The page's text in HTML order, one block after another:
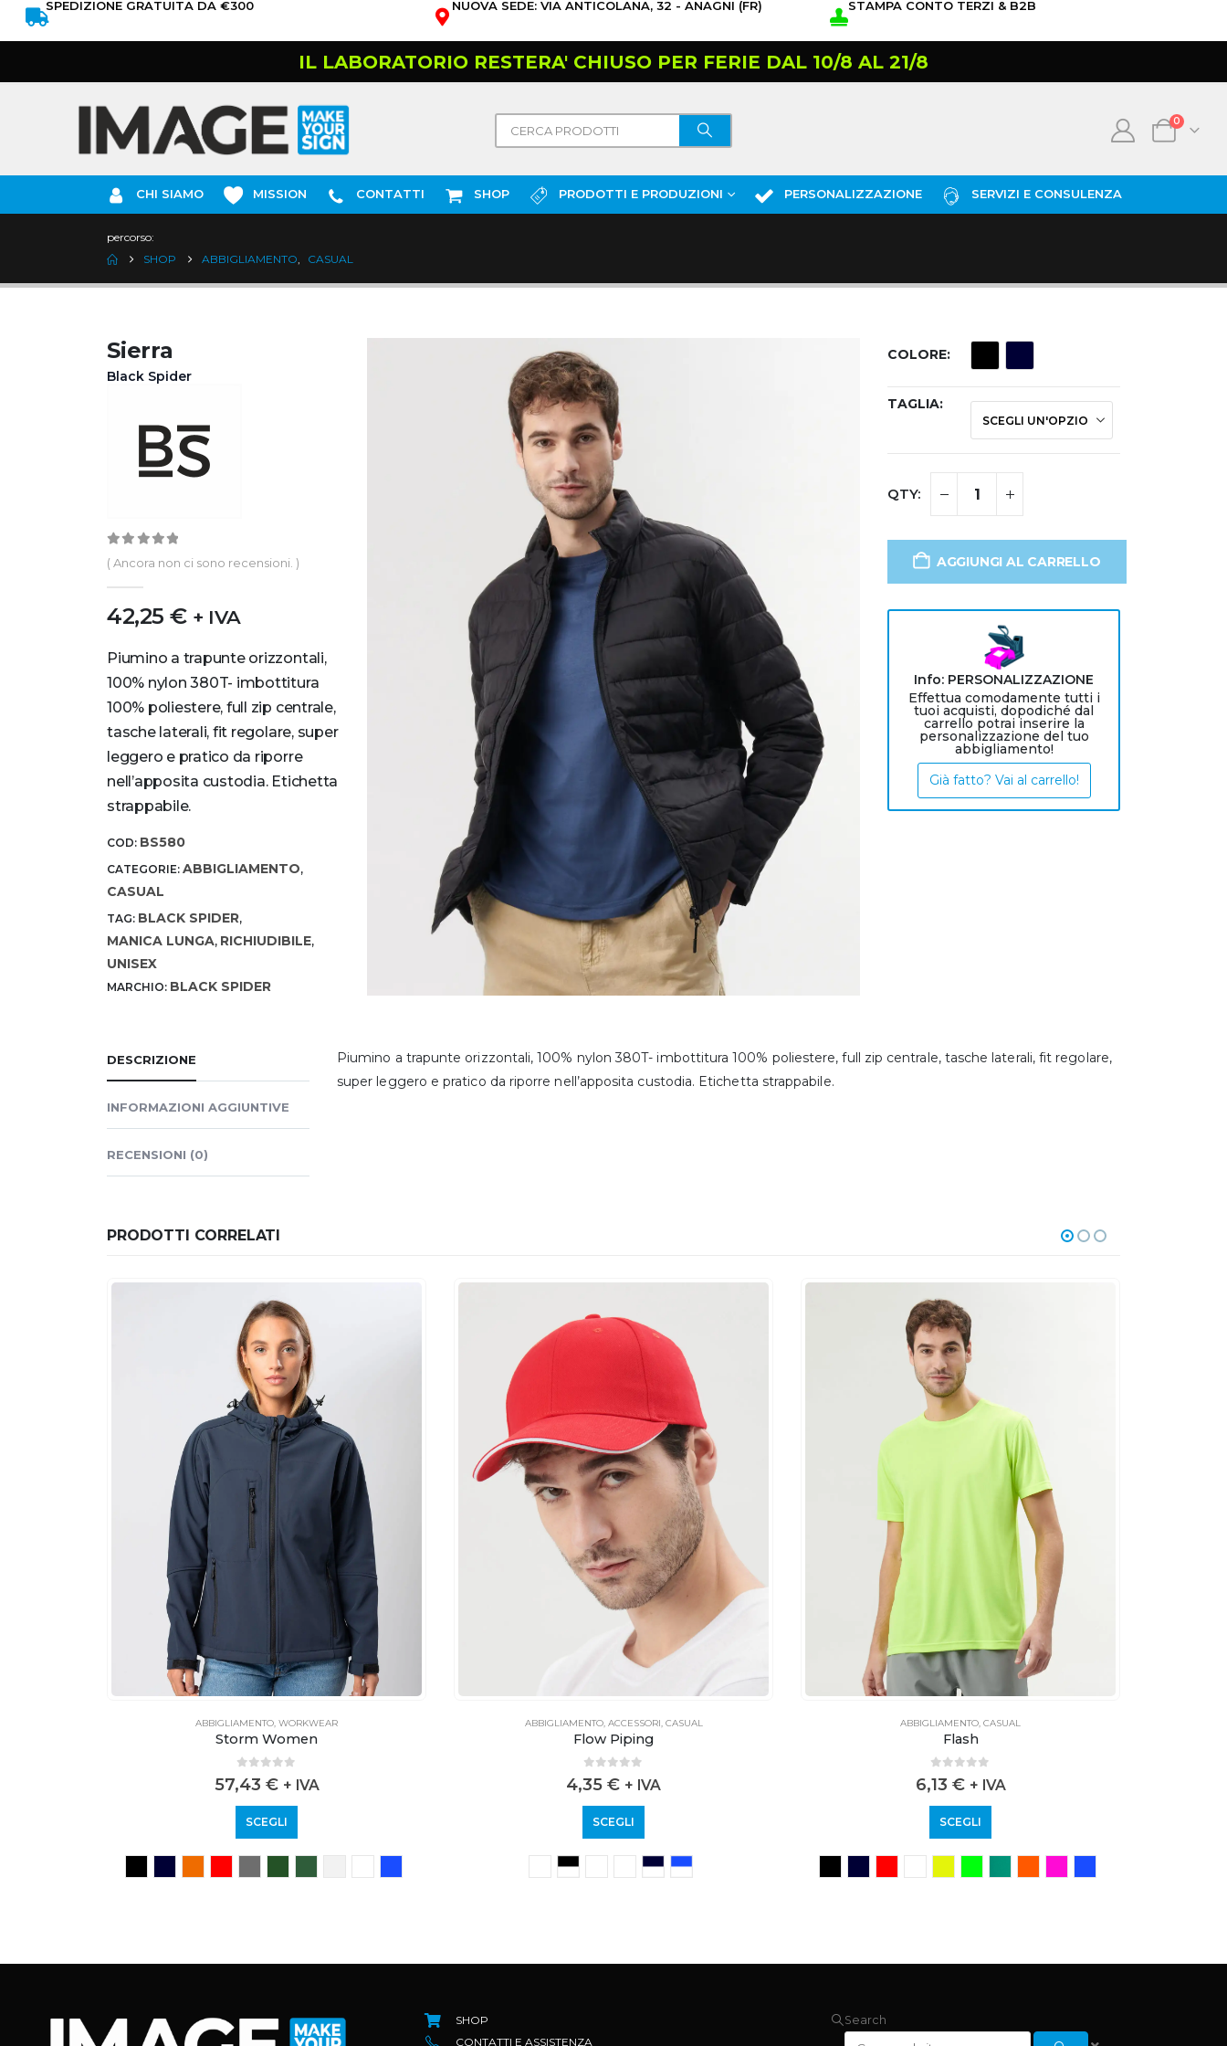
SPEDIZIONE GRATUITA DA €300 NUOVA SEDE: VIA ANTICOLANA, 32 - ANAGNI (FR) STAMPA CONTO TERZI & B2B
IL LABORATORIO RESTERA' CHIUSO PER FERIE DAL 10/8 AL 21/8
0
CHI SIAMO MISSION CONTATTI SHOP PRODOTTI E PRODUZIONI PERSONALIZZAZIONE SERVIZI E CONSULENZA
percorso:
SHOP
ABBIGLIAMENTO, CASUAL
Sierra
Black Spider
0out of 5
( Ancora non ci sono recensioni. )
42,25€ + IVA
Piumino a trapunte orizzontali,
100% nylon 380T- imbottitura
100% poliestere, full zip centrale,
tasche laterali, fit regolare, super
leggero e pratico da riporre
nell’apposita custodia. Etichetta
strappabile.
COD: BS580
CATEGORIE: ABBIGLIAMENTO,
CASUAL
TAG: BLACK SPIDER,
MANICA LUNGA, RICHIUDIBILE,
UNISEX
MARCHIO: BLACK SPIDER
COLORE
TAGLIA
AGGIUNGI AL CARRELLO
Info: PERSONALIZZAZIONE
Effettua comodamente tutti i
tuoi acquisti, dopodiché dal
carrello potrai inserire la
personalizzazione del tuo
abbigliamento!
Già fatto? Vai al carrello!
DESCRIZIONE
INFORMAZIONI AGGIUNTIVE
RECENSIONI (0)
Piumino a trapunte orizzontali, 100% nylon 380T- imbottitura 100% poliestere, full zip centrale, tasche laterali, fit regolare,
super leggero e pratico da riporre nell’apposita custodia. Etichetta strappabile.
PRODOTTI CORRELATI
ABBIGLIAMENTO, WORKWEAR
Storm Women
57,43 € + IVA
SCEGLI
ABBIGLIAMENTO, ACCESSORI, CASUAL
Flow Piping
4,35 € + IVA
SCEGLI
ABBIGLIAMENTO, CASUAL
Flash
6,13 € + IVA
SCEGLI
SHOP
CONTATTI E ASSISTENZA
Search